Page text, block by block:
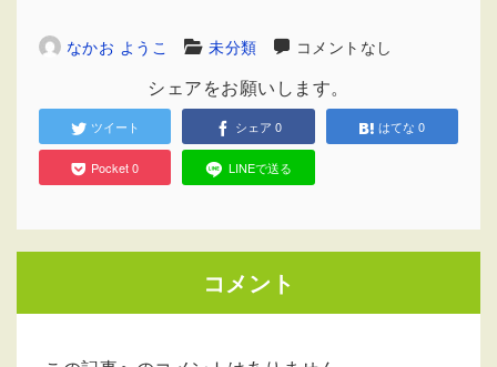
なかお ようこ 未分類 コメントなし
シェアをお願いします。
ツイート シェア 0 はてな 0
Pocket0 LINEで送る
コメント